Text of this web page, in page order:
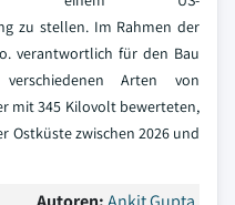
zu stellen. Im Rahmen der
verantwortlich für den Bau
Arten von
mit 345 Kilovolt bewerteten,
Ostküste zwischen 2026 und